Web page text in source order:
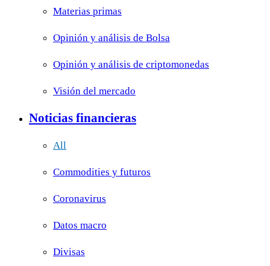
Materias primas
Opinión y análisis de Bolsa
Opinión y análisis de criptomonedas
Visión del mercado
Noticias financieras
All
Commodities y futuros
Coronavirus
Datos macro
Divisas